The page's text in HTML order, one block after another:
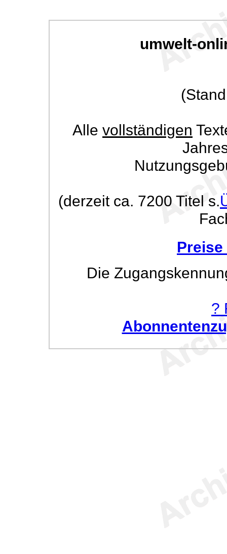
umwelt-
Alle vollständigen
(derzeit ca. 7200 Titel s.
Die
?